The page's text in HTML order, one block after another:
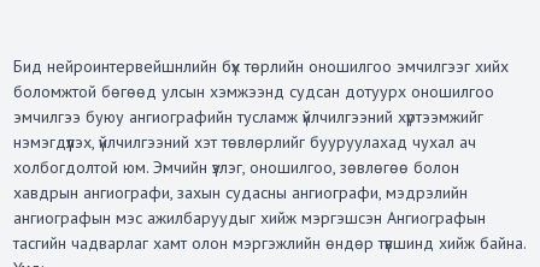
Бид нейроинтервейшнлийн бүх төрлийн оношилгоо эмчилгээг хийх
боломжтой бөгөөд улсын хэмжээнд судсан дотуурх оношилгоо
эмчилгээ буюу ангиографийн тусламж үйлчилгээний хүртээмжийг
нэмэгдүүлэх, үйлчилгээний хэт төвлөрлийг бууруулахад чухал ач
холбогдолтой юм. Эмчийн үзлэг, оношилгоо, зөвлөгөө болон
хавдрын ангиографи, захын судасны ангиографи, мэдрэлийн
ангиографын мэс ажилбаруудыг хийж мэргэшсэн Ангиографын
тасгийн чадварлаг хамт олон мэргэжлийн өндөр түвшинд хийж байна.